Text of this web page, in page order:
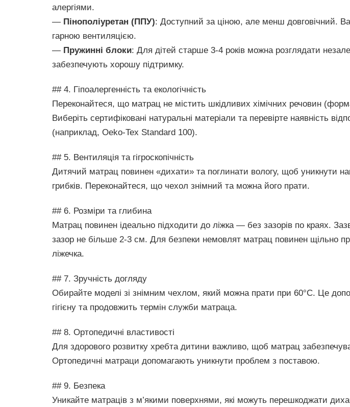
алергіями.
— Пінополіуретан (ППУ): Доступний за ціною, але менш довговічний.
гарною вентиляцією.
— Пружинні блоки: Для дітей старше 3-4 років можна розглядати
забезпечують хорошу підтримку.
## 4. Гіпоалергенність та екологічність
Переконайтеся, що матрац не містить шкідливих хімічних речовин
Виберіть сертифіковані натуральні матеріали та перевірте наявність
(наприклад, Oeko-Tex Standard 100).
## 5. Вентиляція та гігроскопічність
Дитячий матрац повинен «дихати» та поглинати вологу, щоб уникнути
грибків. Переконайтеся, що чехол знімний та можна його прати.
## 6. Розміри та глибина
Матрац повинен ідеально підходити до ліжка — без зазорів по краях.
зазор не більше 2-3 см. Для безпеки немовлят матрац повинен щільно
ліжечка.
## 7. Зручність догляду
Обирайте моделі зі знімним чехлом, який можна прати при 60°C. Це
гігієну та продовжить термін служби матраца.
## 8. Ортопедичні властивості
Для здорового розвитку хребта дитини важливо, щоб матрац
Ортопедичні матраци допомагають уникнути проблем з поставою.
## 9. Безпека
Уникайте матраців з м’якими поверхнями, які можуть перешкоджати